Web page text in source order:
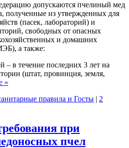
допускаются пчелиный мед
полученные из утвержденных для
(пасек, лабораторий) и
свободных от опасных
и домашних
а также:
– в течение последних 3 лет на
(штат, провинция, земля,
»
правила и Госты | 2
при
пчел